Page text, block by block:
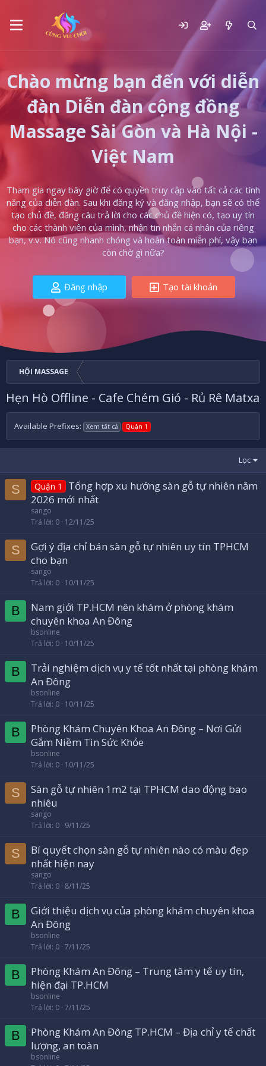
Chào mừng bạn đến với diễn
đàn Diễn đàn cộng đồng
Massage Sài Gòn và Hà Nội -
Việt Nam
Tham gia ngay bây giờ để có quyền truy cập vào tất cả các tính
năng của diễn đàn. Sau khi đăng ký và đăng nhập, bạn sẽ có thể
tạo chủ đề, đăng câu trả lời cho các chủ đề hiện có, tạo uy tín
cho các thành viên của mình, nhận tin nhắn cá nhân của riêng
bạn, v.v. Nó cũng nhanh chóng và hoàn toàn miễn phí, vậy bạn
còn chờ gì nữa?
Đăng nhập Tạo tài khoản
HỘI MASSAGE
Hẹn Hò Offline - Cafe Chém Gió - Rủ Rê Matxa
Available Prefixes: Xem tất cả Quận 1
Lọc
S Quận 1
Tổng hợp xu hướng sàn gỗ tự nhiên năm
2026 mới nhất
sango
Trả lời 0 12/11/25
S
Gợi ý địa chỉ bán sàn gỗ tự nhiên uy tín TPHCM
cho bạn
sango
Trả lời 0 10/11/25
B
Nam giới TP.HCM nên khám ở phòng khám
chuyên khoa An Đông
bsonline
Trả lời 0 10/11/25
B
Trải nghiệm dịch vụ y tế tốt nhất tại phòng khám
An Đông
bsonline
Trả lời 0 10/11/25
B
Phòng Khám Chuyên Khoa An Đông – Nơi Gửi
Gắm Niềm Tin Sức Khỏe
bsonline
Trả lời 0 10/11/25
S
Sàn gỗ tự nhiên 1m2 tại TPHCM dao động bao
nhiêu
sango
Trả lời 0 9/11/25
S
Bí quyết chọn sàn gỗ tự nhiên nào có màu đẹp
nhất hiện nay
sango
Trả lời 0 8/11/25
B
Giới thiệu dịch vụ của phòng khám chuyên khoa
An Đông
bsonline
Trả lời 0 7/11/25
B
Phòng Khám An Đông – Trung tâm y tế uy tín,
hiện đại TP.HCM
bsonline
Trả lời 0 7/11/25
B
Phòng Khám An Đông TP.HCM – Địa chỉ y tế chất
lượng, an toàn
bsonline